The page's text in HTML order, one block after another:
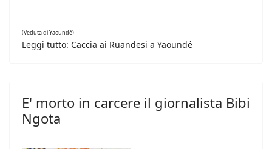
(Veduta di Yaoundé)
Leggi tutto: Caccia ai Ruandesi a Yaoundé
E' morto in carcere il giornalista Bibi
Ngota